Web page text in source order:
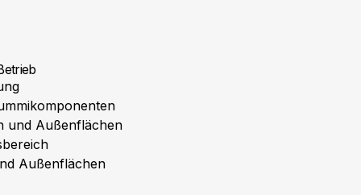
und Außenflächen
Außenflächen